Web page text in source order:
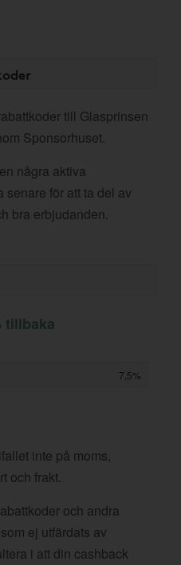
till Glasprinsen
Sponsorhuset.
några aktiva
senare för att ta del av
bra erbjudanden.
tillbaka
7,5%
inte på moms,
och frakt.
och andra
ej utfärdats av
i att din cashback